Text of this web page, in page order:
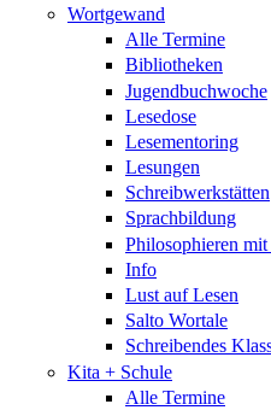
Wortgewand
Alle Termine
Bibliotheken
Jugendbuchwoche
Lesedose
Lesementoring
Lesungen
Schreibwerkstätten
Sprachbildung
Philosophieren
Info
Lust auf Lesen
Salto Wortale
Schreibendes
Kita + Schule
Alle Termine